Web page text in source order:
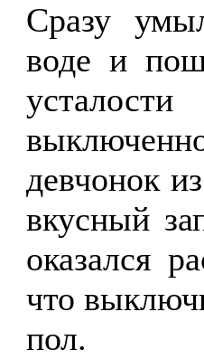
Сразу
воде и
девчонок
вкусный
оказался
что
пол.